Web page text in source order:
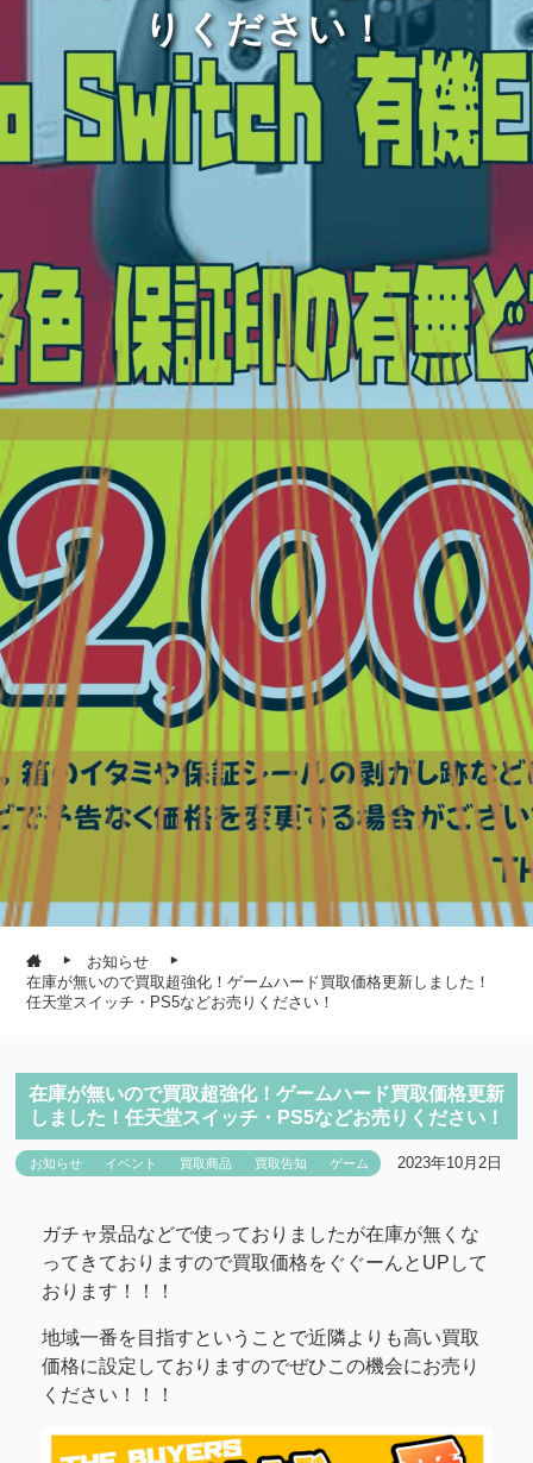
りください！
お知らせ
在庫が無いので買取超強化！ゲームハード買取価格更新しました！
任天堂スイッチ・PS5などお売りください！
在庫が無いので買取超強化！ゲームハード買取価格更新
しました！任天堂スイッチ・PS5などお売りください！
お知らせ イベント 買取商品 買取告知 ゲーム 2023年10月2日
ガチャ景品などで使っておりましたが在庫が無くな
ってきておりますので買取価格をぐぐーんとUPして
おります！！！
地域一番を目指すということで近隣よりも高い買取
価格に設定しておりますのでぜひこの機会にお売り
ください！！！